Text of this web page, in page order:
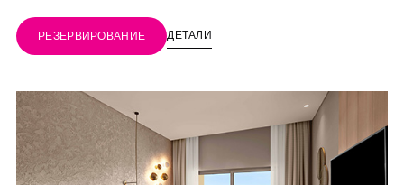
РЕЗЕРВИРОВАНИЕ ДЕТАЛИ